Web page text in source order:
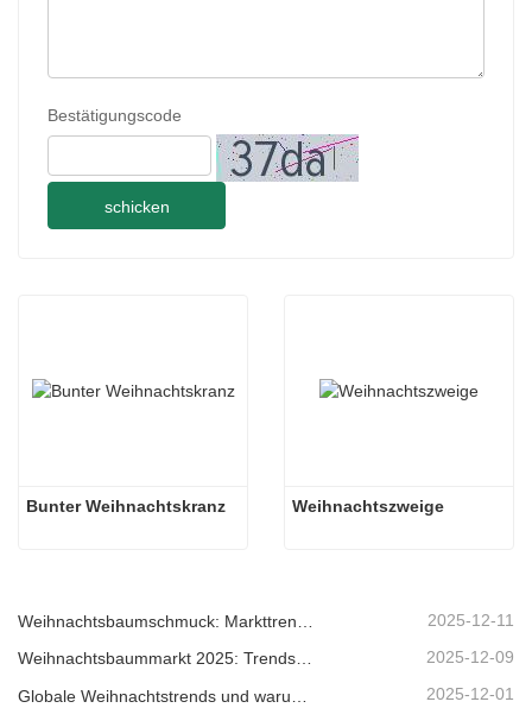
Bestätigungscode
schicken
Bunter Weihnachtskranz Weihnachtszweige
2025-12-11
Weihnachtsbaummarkt 2025: Trends, Technologien und Beschaffungsleitfaden für B2B-Einkäufer 2025-12-09
2025-12-01